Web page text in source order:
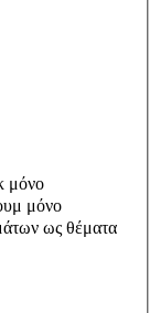
μόνο
μόνο
ως θέματα